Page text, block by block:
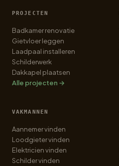
PROJECTEN
Badkamer renovatie
Gietvloer leggen
Laadpaal installeren
Schilderwerk
Dakkapel plaatsen
Alle projecten →
VAKMANNEN
Aannemer vinden
Loodgieter vinden
Elektricien vinden
Schilder vinden